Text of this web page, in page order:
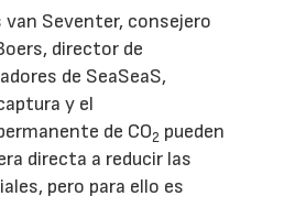
van Seventer, consejero
director de
de SeaSeaS,
y el
de CO2 pueden
directa a reducir las
pero para ello es